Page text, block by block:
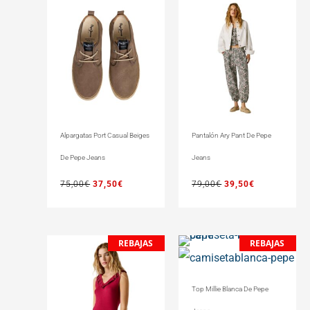
Alpargatas Port Casual Beiges
De Pepe Jeans
75,00€ 37,50€
Pantalón Ary Pant De Pepe
Jeans
79,00€ 39,50€
REBAJAS
El
precio
original
era:
El
actual
REBAJAS
Top Millie Blanca De Pepe
precio
era:
El
precio
es: